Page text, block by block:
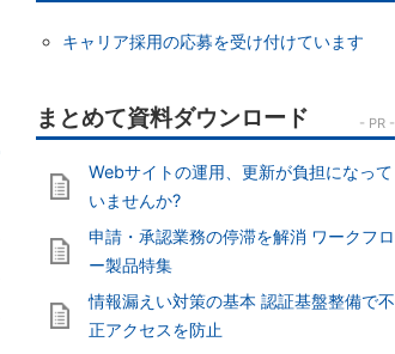
キャリア採用の応募を受け付けています
Webサイトの運用、更新が負担になって
いませんか?
申請・承認業務の停滞を解消 ワークフロ
ー製品特集
情報漏えい対策の基本 認証基盤整備で不
正アクセスを防止